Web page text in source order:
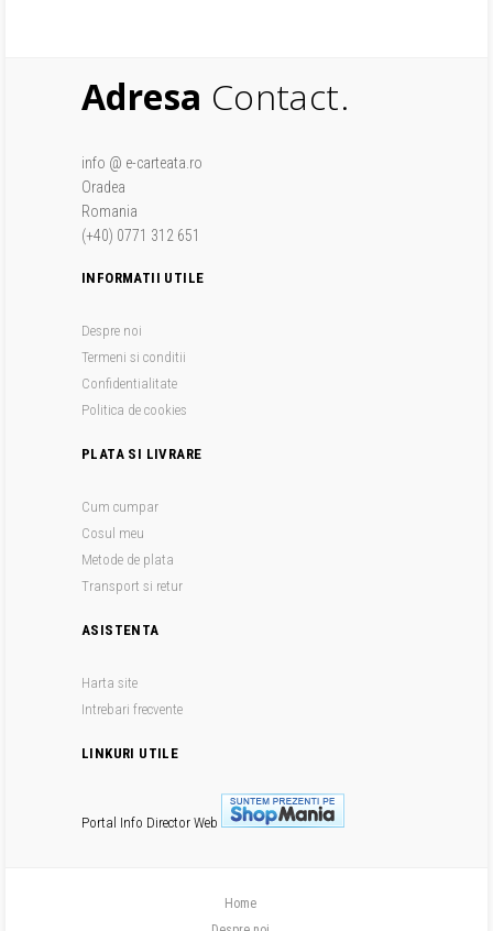
Adresa Contact.
info @ e-carteata.ro
Oradea
Romania
(+40) 0771 312 651
INFORMATII UTILE
Despre noi
Termeni si conditii
Confidentialitate
Politica de cookies
PLATA SI LIVRARE
Cum cumpar
Cosul meu
Metode de plata
Transport si retur
ASISTENTA
Harta site
Intrebari frecvente
LINKURI UTILE
Portal Info Director Web
Home